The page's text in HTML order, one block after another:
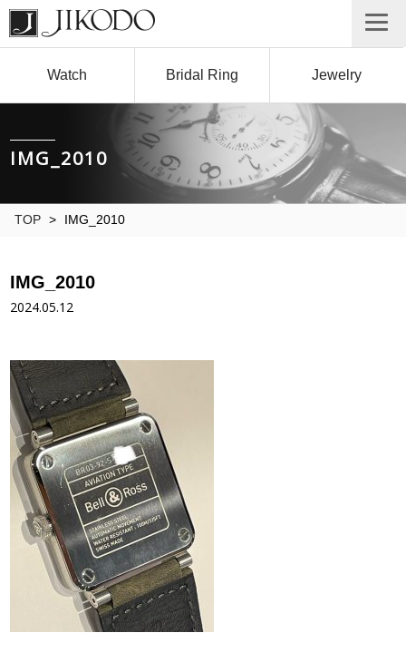
Watch Bridal Ring Jewelry
IMG_2010
TOP > IMG_2010
IMG_2010
2024.05.12